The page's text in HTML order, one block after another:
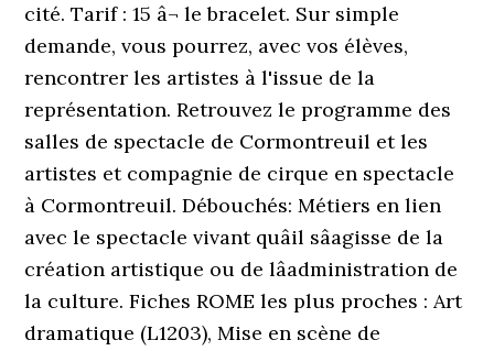
cité. Tarif : 15 â¬ le bracelet. Sur simple
demande, vous pourrez, avec vos élèves,
rencontrer les artistes à l'issue de la
représentation. Retrouvez le programme des
salles de spectacle de Cormontreuil et les
artistes et compagnie de cirque en spectacle
à Cormontreuil. Débouchés: Métiers en lien
avec le spectacle vivant quâil sâagisse de la
création artistique ou de lâadministration de
la culture. Fiches ROME les plus proches : Art
dramatique (L1203), Mise en scène de